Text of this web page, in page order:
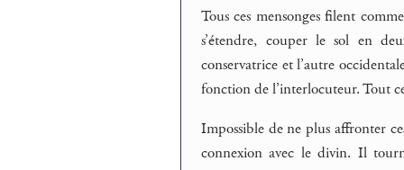
Tous ces mensonges filent
s’étendre, couper le sol en
conservatrice et l’autre
fonction de l’interlocuteur. Tout
Impossible de ne plus affronter
connexion avec le divin. Il